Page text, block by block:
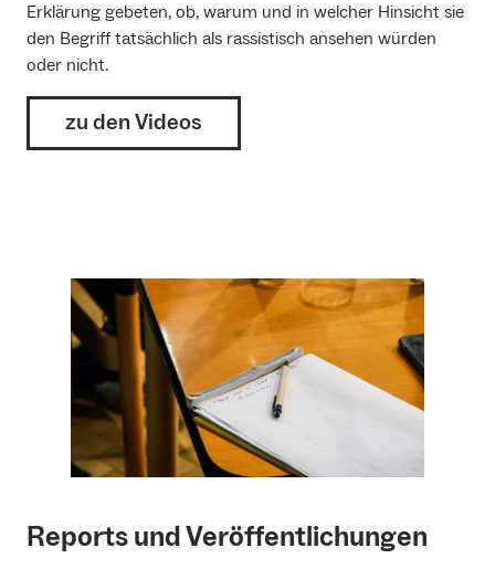
Erklärung gebeten, ob, warum und in welcher Hinsicht sie
den Begriff tatsächlich als rassistisch ansehen würden
oder nicht.
zu den Videos
Reports und Veröffentlichungen